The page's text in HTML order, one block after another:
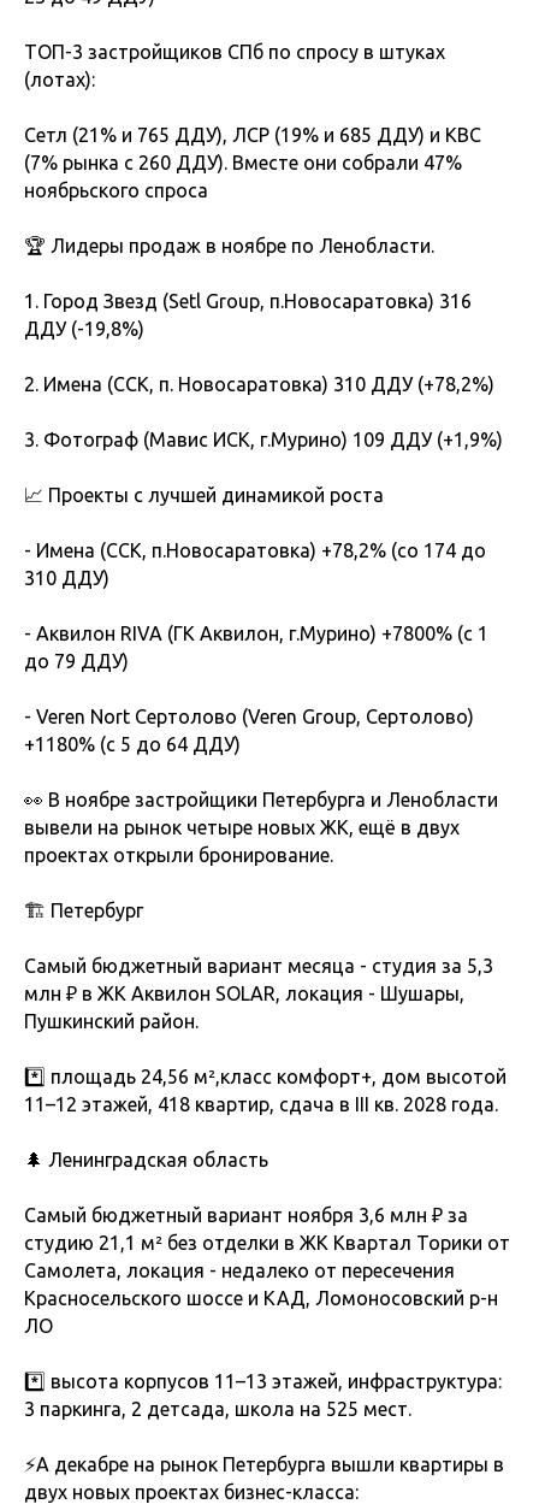
ТОП-3 застройщиков СПб по спросу в штуках
(лотах):
Сетл (21% и 765 ДДУ), ЛСР (19% и 685 ДДУ) и КВС
(7% рынка с 260 ДДУ). Вместе они собрали 47%
ноябрьского спроса
🏆 Лидеры продаж в ноябре по Ленобласти.
1. Город Звезд (Setl Group, п.Новосаратовка) 316
ДДУ (-19,8%)
2. Имена (ССК, п. Новосаратовка) 310 ДДУ (+78,2%)
3. Фотограф (Мавис ИСК, г.Мурино) 109 ДДУ (+1,9%)
📈 Проекты с лучшей динамикой роста
- Имена (ССК, п.Новосаратовка) +78,2% (со 174 до
310 ДДУ)
- Аквилон RIVA (ГК Аквилон, г.Мурино) +7800% (с 1
до 79 ДДУ)
- Veren Nort Сертолово (Veren Group, Сертолово)
+1180% (с 5 до 64 ДДУ)
👀 В ноябре застройщики Петербурга и Ленобласти
вывели на рынок четыре новых ЖК, ещё в двух
проектах открыли бронирование.
🏗 Петербург
Самый бюджетный вариант месяца - студия за 5,3
млн ₽ в ЖК Аквилон SOLAR, локация - Шушары,
Пушкинский район.
*️⃣ площадь 24,56 м²,класс комфорт+, дом высотой
11–12 этажей, 418 квартир, сдача в III кв. 2028 года.
🌲 Ленинградская область
Самый бюджетный вариант ноября 3,6 млн ₽ за
студию 21,1 м² без отделки в ЖК Квартал Торики от
Самолета, локация - недалеко от пересечения
Красносельского шоссе и КАД, Ломоносовский р-н
ЛО
*️⃣ высота корпусов 11–13 этажей, инфраструктура:
3 паркинга, 2 детсада, школа на 525 мест.
⚡️А декабре на рынок Петербурга вышли квартиры в
двух новых проектах бизнес-класса: